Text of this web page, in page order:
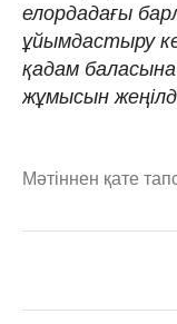
елордадағы
ұйымдастыру
қадам
жұмысын
Мәтіннен қате